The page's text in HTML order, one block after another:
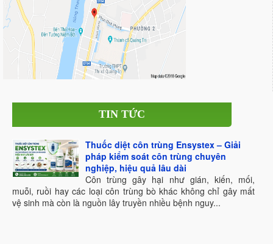
TIN TỨC
Thuốc diệt côn trùng Ensystex – Giải
pháp kiểm soát côn trùng chuyên
nghiệp, hiệu quả lâu dài
Côn trùng gây hại như gián, kiến, mối,
muỗi, ruồi hay các loại côn trùng bò khác không chỉ gây mất
vệ sinh mà còn là nguồn lây truyền nhiều bệnh nguy...